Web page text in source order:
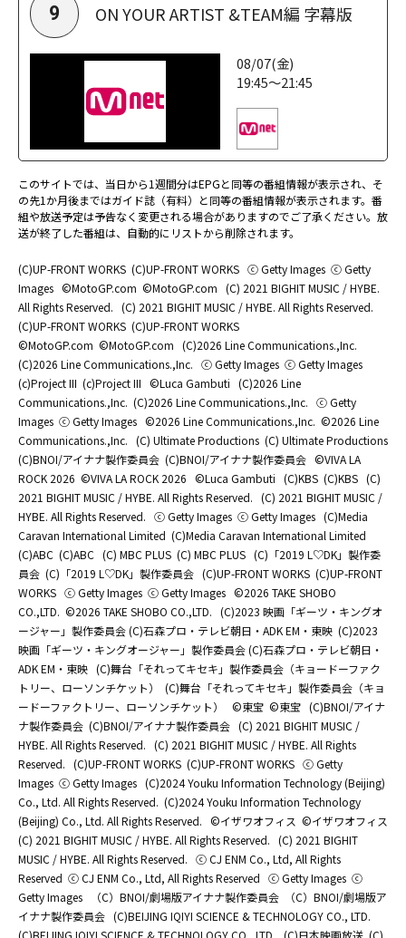
9 ON YOUR ARTIST &TEAM編 字幕版
08/07(金)
19:45～21:45
このサイトでは、当日から1週間分はEPGと同等の番組情報が表示され、そ
の先1か月後まではガイド誌（有料）と同等の番組情報が表示されます。番
組や放送予定は予告なく変更される場合がありますのでご了承ください。放
送が終了した番組は、自動的にリストから削除されます。
(C)UP-FRONT WORKS (C)UP-FRONT WORKS ⓒ Getty Images ⓒ Getty
Images ©MotoGP.com ©MotoGP.com (C) 2021 BIGHIT MUSIC / HYBE.
All Rights Reserved. (C) 2021 BIGHIT MUSIC / HYBE. All Rights Reserved.
(C)UP-FRONT WORKS (C)UP-FRONT WORKS
©MotoGP.com ©MotoGP.com (C)2026 Line Communications.,Inc.
(C)2026 Line Communications.,Inc. ⓒ Getty Images ⓒ Getty Images
(c)Project III (c)Project III ©Luca Gambuti (C)2026 Line
Communications.,Inc. (C)2026 Line Communications.,Inc. ⓒ Getty
Images ⓒ Getty Images ©2026 Line Communications.,Inc. ©2026 Line
Communications.,Inc. (C) Ultimate Productions (C) Ultimate Productions
(C)BNOI/アイナナ製作委員会 (C)BNOI/アイナナ製作委員会 ©️VIVA LA
ROCK 2026 ©️VIVA LA ROCK 2026 ©Luca Gambuti (C)KBS (C)KBS (C)
2021 BIGHIT MUSIC / HYBE. All Rights Reserved. (C) 2021 BIGHIT MUSIC /
HYBE. All Rights Reserved. ⓒ Getty Images ⓒ Getty Images (C)Media
Caravan International Limited (C)Media Caravan International Limited
(C)ABC (C)ABC (C) MBC PLUS (C) MBC PLUS (C)「2019 L♡DK」製作委
員会 (C)「2019 L♡DK」製作委員会 (C)UP-FRONT WORKS (C)UP-FRONT
WORKS ⓒ Getty Images ⓒ Getty Images ©2026 TAKE SHOBO
CO.,LTD. ©2026 TAKE SHOBO CO.,LTD. (C)2023 映画「ギーツ・キングオ
ージャー」製作委員会 (C)石森プロ・テレビ朝日・ADK EM・東映 (C)2023
映画「ギーツ・キングオージャー」製作委員会 (C)石森プロ・テレビ朝日・
ADK EM・東映 (C)舞台「それってキセキ」製作委員会（キョードーファク
トリー、ローソンチケット）
(C)舞台「それってキセキ」製作委員会（キョ
ードーファクトリー、ローソンチケット）
©東宝 ©東宝 (C)BNOI/アイナ
ナ製作委員会 (C)BNOI/アイナナ製作委員会 (C) 2021 BIGHIT MUSIC /
HYBE. All Rights Reserved. (C) 2021 BIGHIT MUSIC / HYBE. All Rights
Reserved. (C)UP-FRONT WORKS (C)UP-FRONT WORKS ⓒ Getty
Images ⓒ Getty Images (C)2024 Youku Information Technology (Beijing)
Co., Ltd. All Rights Reserved. (C)2024 Youku Information Technology
(Beijing) Co., Ltd. All Rights Reserved. ©イザワオフィス ©イザワオフィス
(C) 2021 BIGHIT MUSIC / HYBE. All Rights Reserved. (C) 2021 BIGHIT
MUSIC / HYBE. All Rights Reserved. ⓒ CJ ENM Co., Ltd, All Rights
Reserved ⓒ CJ ENM Co., Ltd, All Rights Reserved ⓒ Getty Images ⓒ
Getty Images
（C）BNOI/劇場版アイナナ製作委員会
（C）BNOI/劇場版ア
イナナ製作委員会 (C)BEIJING IQIYI SCIENCE & TECHNOLOGY CO., LTD.
(C)BEIJING IQIYI SCIENCE & TECHNOLOGY CO., LTD.
(C)日本映画放送 (C)